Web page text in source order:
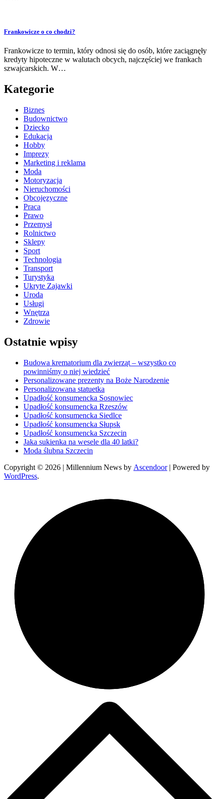
Frankowicze o co chodzi?
Frankowicze to termin, który odnosi się do osób, które zaciągnęły
kredyty hipoteczne w walutach obcych, najczęściej we frankach
szwajcarskich. W…
Kategorie
Biznes
Budownictwo
Dziecko
Edukacja
Hobby
Imprezy
Marketing i reklama
Moda
Motoryzacja
Nieruchomości
Obcojęzyczne
Praca
Prawo
Przemysł
Rolnictwo
Sklepy
Sport
Technologia
Transport
Turystyka
Ukryte Zajawki
Uroda
Usługi
Wnętrza
Zdrowie
Ostatnie wpisy
Budowa krematorium dla zwierząt – wszystko co
powinniśmy o niej wiedzieć
Personalizowane prezenty na Boże Narodzenie
Personalizowana statuetka
Upadłość konsumencka Sosnowiec
Upadłość konsumencka Rzeszów
Upadłość konsumencka Siedlce
Upadłość konsumencka Słupsk
Upadłość konsumencka Szczecin
Jaka sukienka na wesele dla 40 latki?
Moda ślubna Szczecin
Copyright © 2026 | Millennium News by Ascendoor| Powered by
WordPress.